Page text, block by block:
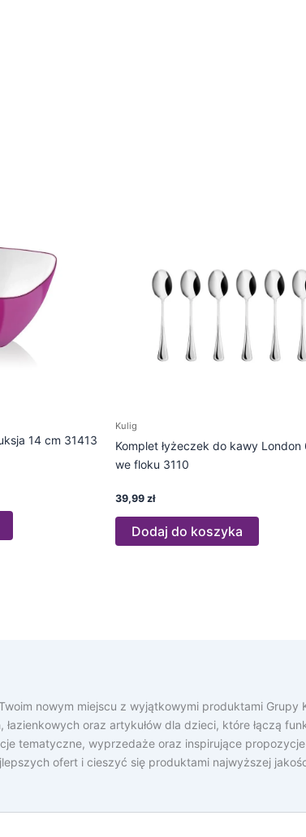
14 cm 31413
Kulig
Komplet łyżeczek do kawy London
we floku 3110
39,99 zł
Dodaj do koszyka
nowym miejscu z wyjątkowymi produktami Grupy
oraz artykułów dla dzieci, które łączą
tematyczne, wyprzedaże oraz inspirujące
ofert i cieszyć się produktami najwyższej